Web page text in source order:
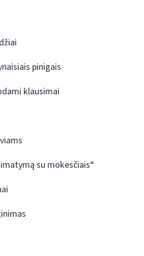
pinigais
klausimai
su mokesčiais“